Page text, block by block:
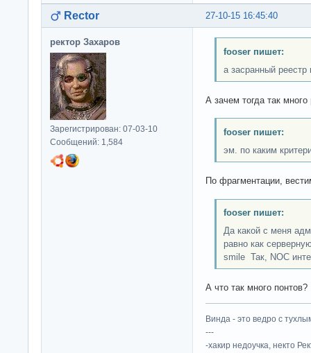
27-10-15 16:45:40
Rector
ректор Захаров
Зарегистрирован: 07-03-10
Сообщений: 1,584
fooser пишет:
а засранный реестр
А зачем тогда так
fooser пишет:
эм. по каким
По фрагментации,
fooser пишет:
Да какой с меня
равно как
smile Так, NOC
А что так много понтов?
Винда - это ведро с
---
-хакир недоучка, некто